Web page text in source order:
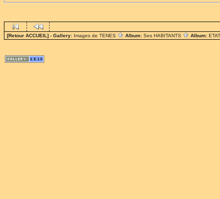
[Retour ACCUEIL] - Gallery: Images de TENES Album: Ses HABITANTS Album: